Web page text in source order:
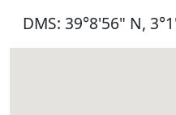
DMS: 39°8'56" N,